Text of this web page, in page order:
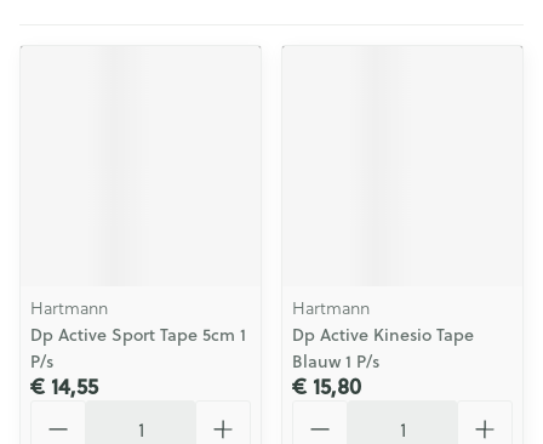
Hartmann
Dp Active Sport Tape 5cm 1
P/s
€ 14,55
Hartmann
Dp Active Kinesio Tape
Blauw 1 P/s
€ 15,80